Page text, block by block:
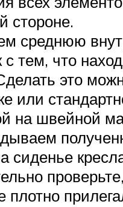
стороне.
среднюю
с тем, что
это
или
на швейной
сиденье
плотно